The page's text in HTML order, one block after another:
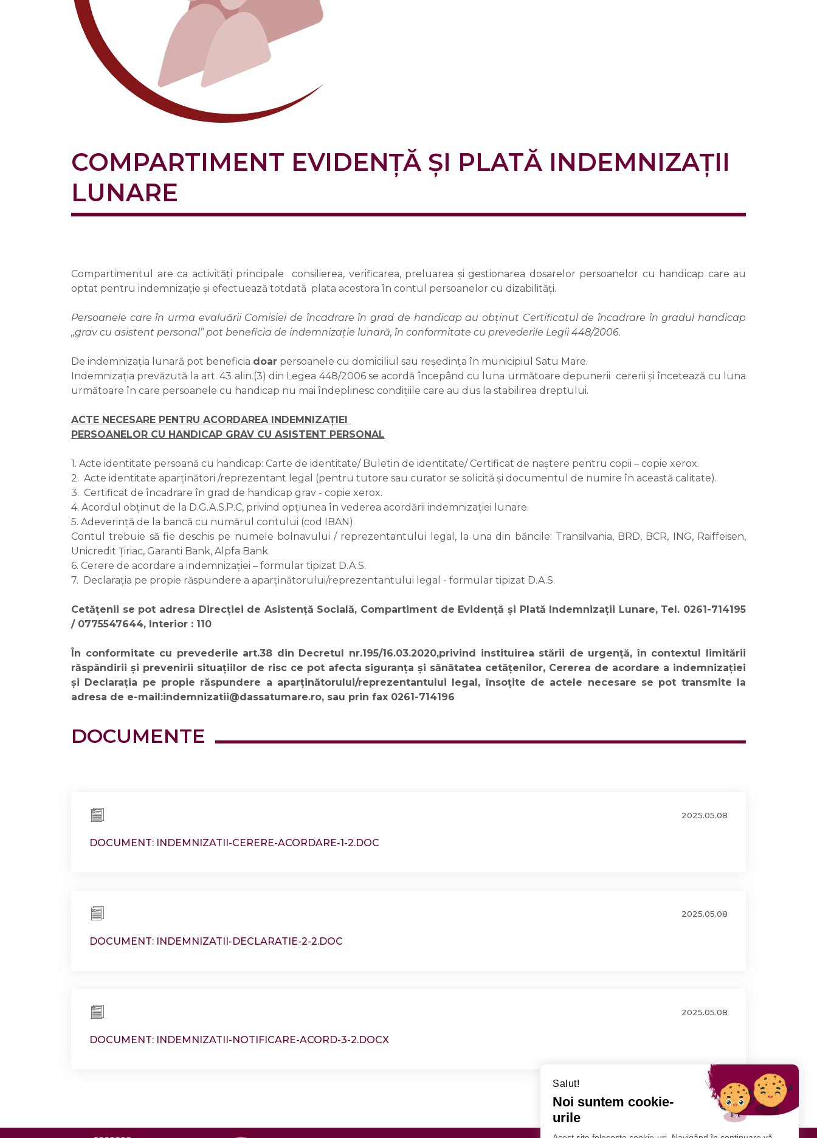
COMPARTIMENT EVIDENȚĂ ȘI PLATĂ INDEMNIZAȚII
LUNARE
Compartimentul are ca activități principale consilierea, verificarea, preluarea și gestionarea dosarelor persoanelor cu handicap care au
optat pentru indemnizație și efectuează totdată plata acestora în contul persoanelor cu dizabilități.
Persoanele care în urma evaluării Comisiei de încadrare în grad de handicap au obținut Certificatul de încadrare în gradul handicap
,,grav cu asistent personal’’ pot beneficia de indemnizație lunară, în conformitate cu prevederile Legii 448/2006.
De indemnizația lunară pot beneficia doar persoanele cu domiciliul sau reședința în municipiul Satu Mare.
Indemnizația prevăzută la art. 43 alin.(3) din Legea 448/2006 se acordă începând cu luna următoare depunerii cererii și încetează cu luna
următoare în care persoanele cu handicap nu mai îndeplinesc condițiile care au dus la stabilirea dreptului.
ACTE NECESARE PENTRU ACORDAREA INDEMNIZAȚIEI
PERSOANELOR CU HANDICAP GRAV CU ASISTENT PERSONAL
1. Acte identitate persoană cu handicap: Carte de identitate/ Buletin de identitate/ Certificat de naștere pentru copii – copie xerox.
2. Acte identitate aparținători /reprezentant legal (pentru tutore sau curator se solicită și documentul de numire în această calitate).
3. Certificat de încadrare în grad de handicap grav - copie xerox.
4. Acordul obținut de la D.G.A.S.P.C, privind opțiunea în vederea acordării indemnizației lunare.
5. Adeverință de la bancă cu numărul contului (cod IBAN).
Contul trebuie să fie deschis pe numele bolnavului / reprezentantului legal, la una din băncile: Transilvania, BRD, BCR, ING, Raiffeisen,
Unicredit Țiriac, Garanti Bank, Alpfa Bank.
6. Cerere de acordare a indemnizației – formular tipizat D.A.S.
7. Declarația pe propie răspundere a aparținătorului/reprezentantului legal - formular tipizat D.A.S.
Cetățenii se pot adresa Direcției de Asistență Socială, Compartiment de Evidență și Plată Indemnizații Lunare, Tel. 0261-714195
/ 0775547644, Interior : 110
În conformitate cu prevederile art.38 din Decretul nr.195/16.03.2020,privind instituirea stării de urgență, în contextul limitării
răspândirii și prevenirii situațiilor de risc ce pot afecta siguranța și sănătatea cetățenilor, Cererea de acordare a indemnizației
și Declarația pe propie răspundere a aparținătorului/reprezentantului legal, însoțite de actele necesare se pot transmite la
adresa de e-mail:indemnizatii@dassatumare.ro, sau prin fax 0261-714196
DOCUMENTE
2025.05.08
DOCUMENT: INDEMNIZATII-CERERE-ACORDARE-1-2.DOC
2025.05.08
DOCUMENT: INDEMNIZATII-DECLARATIE-2-2.DOC
2025.05.08
DOCUMENT: INDEMNIZATII-NOTIFICARE-ACORD-3-2.DOCX
Salut!
Noi suntem cookie-
urile